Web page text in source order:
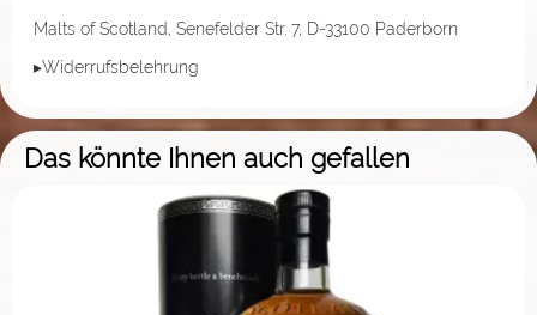
Malts of Scotland, Senefelder Str. 7, D-33100 Paderborn
▸Widerrufsbelehrung
Das könnte Ihnen auch gefallen